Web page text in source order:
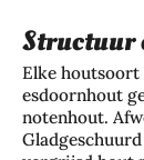
Structuur
Elke houtsoort
esdoornhout
notenhout.